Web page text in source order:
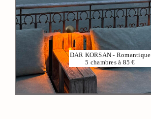
DAR KORSAN - Romantique
5 chambres à 85 €